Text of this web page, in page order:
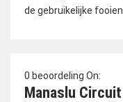
de gebruikelijke fooien
0 beoordeling On:
Manaslu Circuit